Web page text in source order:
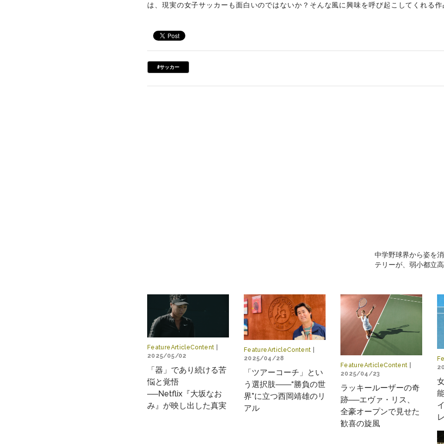
は、現実の女子サッカーも面白いのではないか？そんな風に興味を呼び起こしてくれる
#サッカー
中学野球界から姿を
テリーが、弱小都立
FeatureArticleContent
2025/05/02
「器」であり続ける苦
悩と覚悟
──Netflix『大坂なお
み』が映し出した真実
FeatureArticleContent
2025/04/28
「ツアーコーチ」とい
う選択肢――“勝負の世
界”に立つ西岡靖雄のリ
アル
FeatureArticleContent
2025/04/23
ラッキールーザーの奇
跡──エヴァ・リス、
全豪オープンで見せた
歓喜の旋風